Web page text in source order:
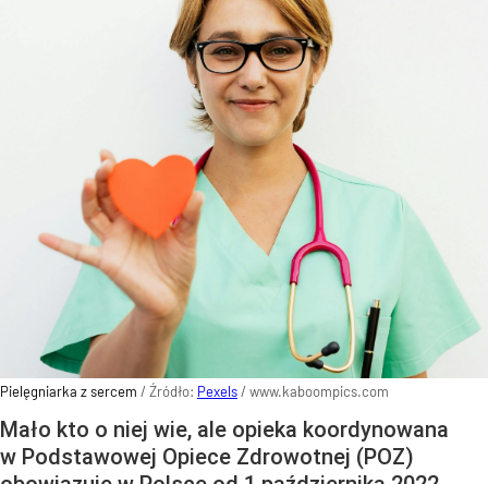
Pielęgniarka z sercem / Źródło: Pexels/ www.kaboompics.com
Mało kto o niej wie, ale opieka koordynowana
w Podstawowej Opiece Zdrowotnej (POZ)